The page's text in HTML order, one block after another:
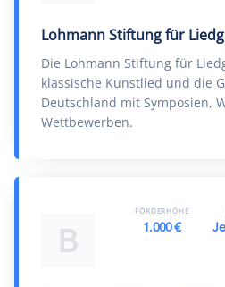
Lohmann Stiftung für
Die Lohmann Stiftung für
klassische Kunstlied und die
Deutschland mit Symposien,
Wettbewerben.
B
FÖRDERHÖHE
1.000 €